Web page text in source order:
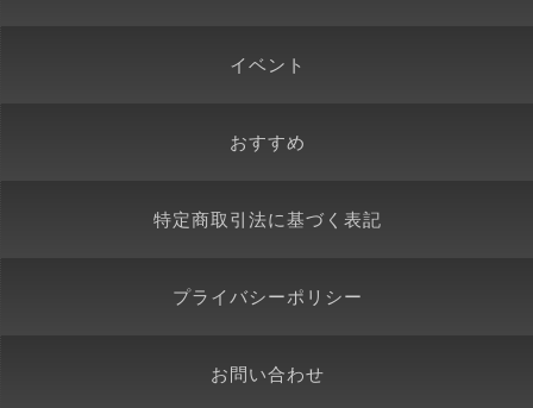
イベント
おすすめ
特定商取引法に基づく表記
プライバシーポリシー
お問い合わせ